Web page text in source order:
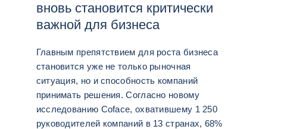
вновь становится критически
важной для бизнеса
Главным препятствием для роста бизнеса
становится уже не только рыночная
ситуация, но и способность компаний
принимать решения. Согласно новому
исследованию Coface, охватившему 1 250
руководителей компаний в 13 странах, 68%